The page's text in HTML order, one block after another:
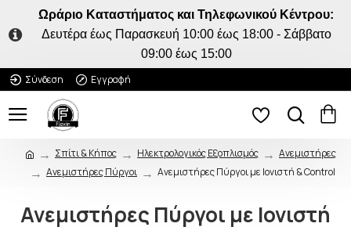
Ωράριο Καταστήματος και Τηλεφωνικού Κέντρου:
Δευτέρα έως Παρασκευή 10:00 έως 18:00 - Σάββατο
09:00 έως 15:00
Σύνδεση
Εγγραφή
Σπίτι & Κήπος Ηλεκτρολογικός Εξοπλισμός
Ανεμιστήρες
Ανεμιστήρες Πύργοι
Ανεμιστήρες Πύργοι με Ιονιστή & Control
Ανεμιστήρες Πύργοι με Ιονιστή